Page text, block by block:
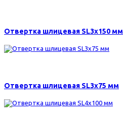
Отвертка шлицевая SL3х150 мм
Отвертка шлицевая SL3х75 мм